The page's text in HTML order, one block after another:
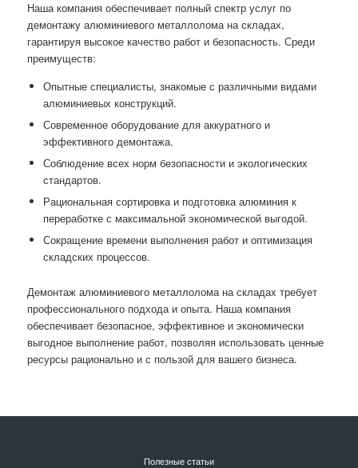
Наша компания обеспечивает полный спектр услуг по
демонтажу алюминиевого металлолома на складах,
гарантируя высокое качество работ и безопасность. Среди
преимуществ:
Опытные специалисты, знакомые с различными видами
алюминиевых конструкций.
Современное оборудование для аккуратного и
эффективного демонтажа.
Соблюдение всех норм безопасности и экологических
стандартов.
Рациональная сортировка и подготовка алюминия к
переработке с максимальной экономической выгодой.
Сокращение времени выполнения работ и оптимизация
складских процессов.
Демонтаж алюминиевого металлолома на складах требует
профессионального подхода и опыта. Наша компания
обеспечивает безопасное, эффективное и экономически
выгодное выполнение работ, позволяя использовать ценные
ресурсы рационально и с пользой для вашего бизнеса.
Полезные статьи